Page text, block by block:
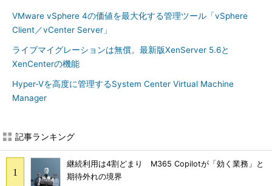
VMware vSphere 4の価値を最大化する管理ツール「vSphere
Client／vCenter Server」
ライブマイグレーションは無償。最新版XenServer 5.6と
XenCenterの機能
Hyper-Vを高度に管理するSystem Center Virtual Machine
Manager
記事ランキング
継続利用は4割どまり M365 Copilotが「効く業務」と
期待外れの境界